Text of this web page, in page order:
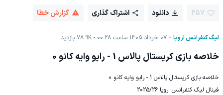
لیگ کنفرانس اروپا 07 خرداد 1405 ساعت 00:28 78.9K بازدید
257 دانلود اشتراک گذاری گزارش خطا
خلاصه بازی کریستال پالاس 1 - رایو وایه کانو 0
خلاصه بازی کریستال پالاس 1 - رایو وایه کانو 0
فینال لیگ کنفرانس اروپا 2025/26